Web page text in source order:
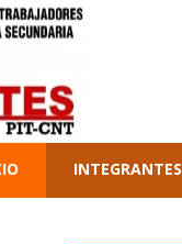
INTEGRANTES